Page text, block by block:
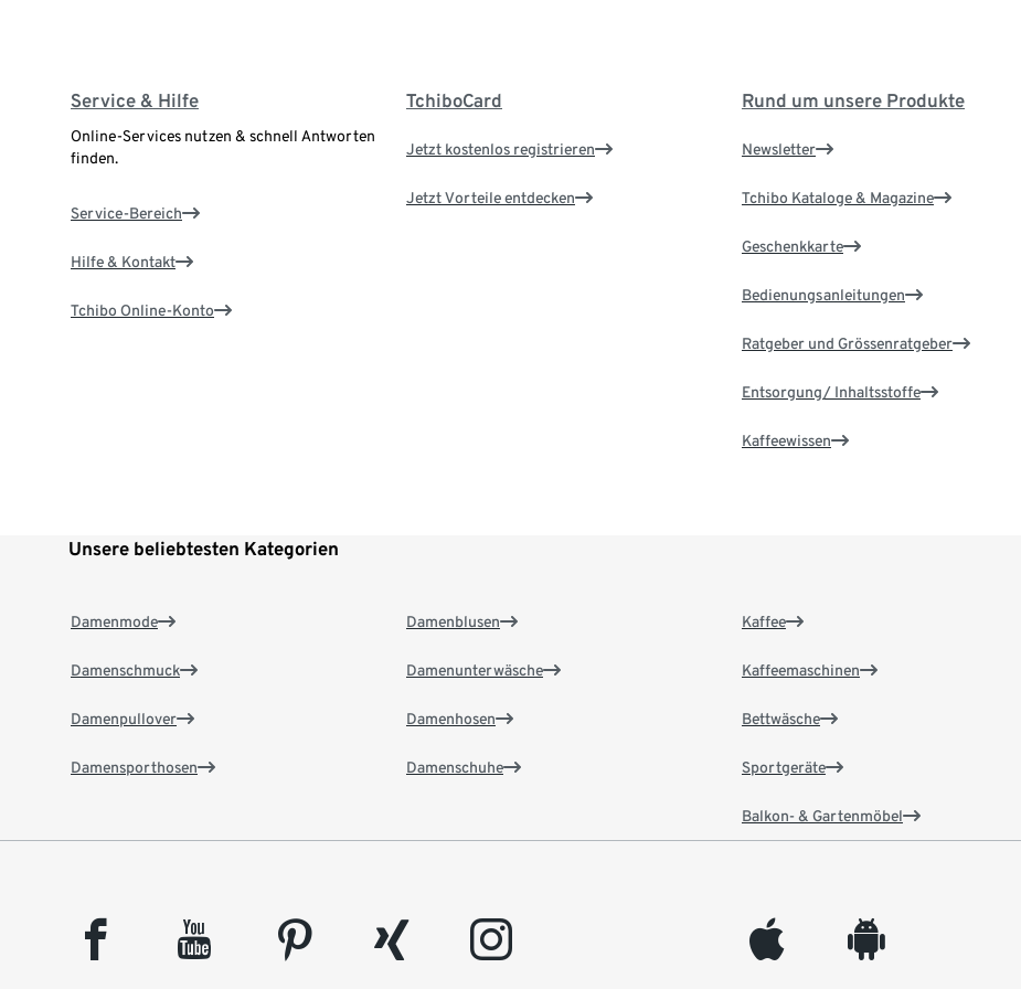
Service & Hilfe
Online-Services nutzen & schnell Antworten
finden.
Service-Bereich
Hilfe & Kontakt
Tchibo Online-Konto
TchiboCard
Jetzt kostenlos registrieren
Jetzt Vorteile entdecken
Rund um unsere Produkte
Newsletter
Tchibo Kataloge & Magazine
Geschenkkarte
Bedienungsanleitungen
Ratgeber und Grössenratgeber
Entsorgung/ Inhaltsstoffe
Kaffeewissen
Unsere beliebtesten Kategorien
Damenmode
Damenschmuck
Damenpullover
Damensporthosen
Damenblusen
Damenunterwäsche
Damenhosen
Damenschuhe
Kaffee
Kaffeemaschinen
Bettwäsche
Sportgeräte
Balkon- & Gartenmöbel
facebook youtube pinterest xing instagram appleinc android